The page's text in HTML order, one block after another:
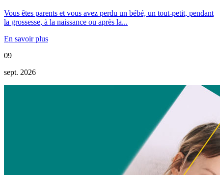
Vous êtes parents et vous avez perdu un bébé, un tout-petit, pendant
la grossesse, à la naissance ou après la...
En savoir plus
09
sept. 2026